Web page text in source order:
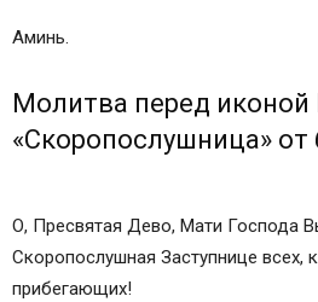
Аминь.
Молитва перед
«Скоропослушница» от
О, Пресвятая Дево, Мати Господа
Скоропослушная Заступнице всех,
прибегающих!